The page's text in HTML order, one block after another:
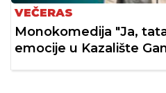
VEČERAS
Monokomedija "Ja,
emocije u Kazalište